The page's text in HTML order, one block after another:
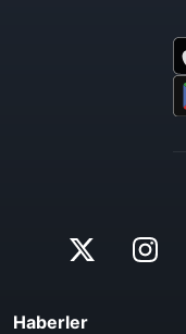
Haberler